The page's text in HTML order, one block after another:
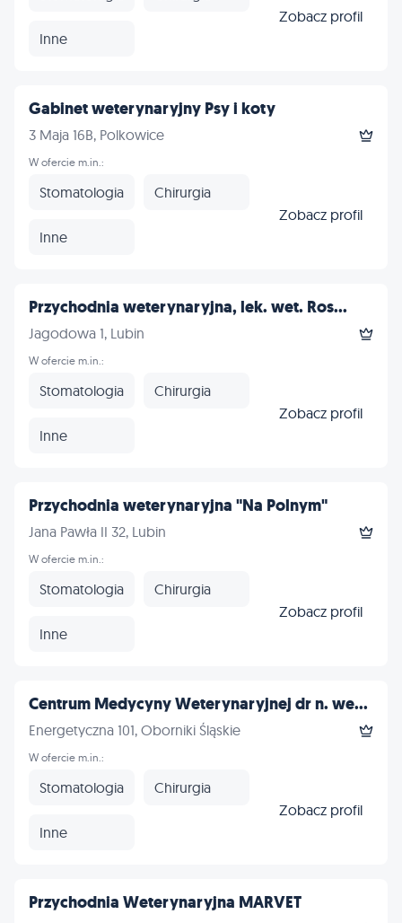
Inne
Zobacz profil
Gabinet weterynaryjny Psy i koty
3 Maja 16B, Polkowice
W ofercie m.in.:
Stomatologia Chirurgia
Inne
Zobacz profil
Przychodnia weterynaryjna, lek. wet. Ros...
Jagodowa 1, Lubin
W ofercie m.in.:
Stomatologia Chirurgia
Inne
Zobacz profil
Przychodnia weterynaryjna "Na Polnym"
Jana Pawła II 32, Lubin
W ofercie m.in.:
Stomatologia Chirurgia
Inne
Zobacz profil
Centrum Medycyny Weterynaryjnej dr n. we...
Energetyczna 101, Oborniki Śląskie
W ofercie m.in.:
Stomatologia Chirurgia
Inne
Zobacz profil
Przychodnia Weterynaryjna MARVET